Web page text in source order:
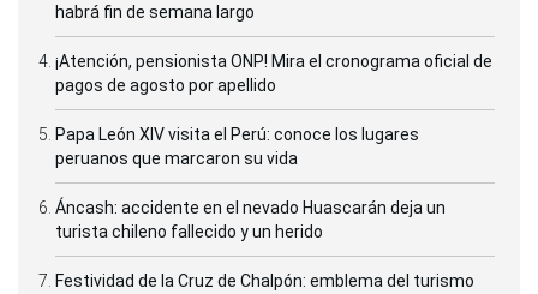
habrá fin de semana largo
¡Atención, pensionista ONP! Mira el cronograma oficial de
pagos de agosto por apellido
Papa León XIV visita el Perú: conoce los lugares
peruanos que marcaron su vida
Áncash: accidente en el nevado Huascarán deja un
turista chileno fallecido y un herido
Festividad de la Cruz de Chalpón: emblema del turismo